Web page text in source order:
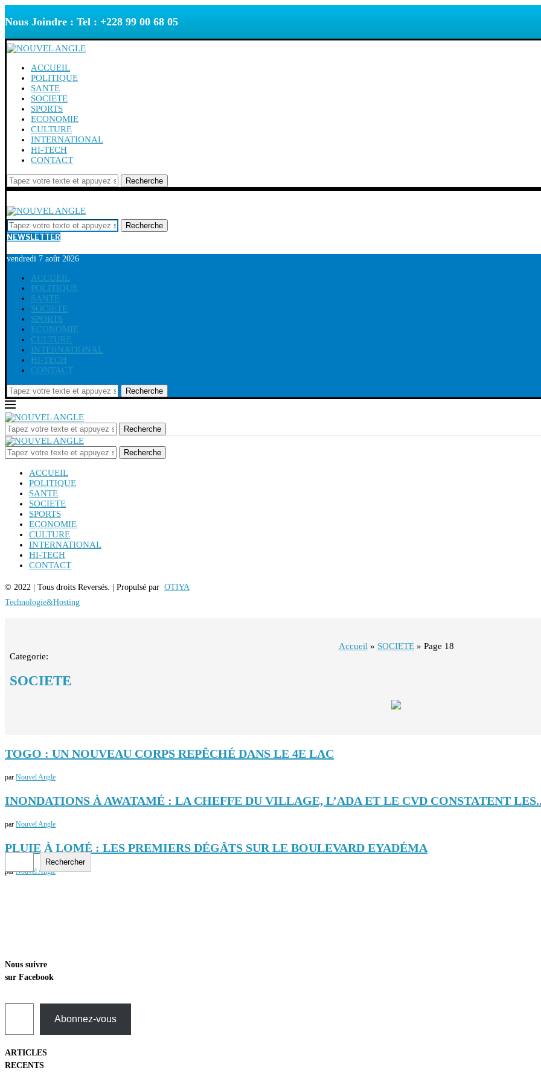
Nous Joindre : Tel : +228 99 00 68 05
ACCUEIL
POLITIQUE
SANTE
SOCIETE
SPORTS
ECONOMIE
CULTURE
INTERNATIONAL
HI-TECH
CONTACT
Recherche
Recherche
NEWSLETTER
vendredi 7 août 2026
ACCUEIL
POLITIQUE
SANTE
SOCIETE
SPORTS
ECONOMIE
CULTURE
INTERNATIONAL
HI-TECH
CONTACT
Recherche
Recherche
Recherche
ACCUEIL
POLITIQUE
SANTE
SOCIETE
SPORTS
ECONOMIE
CULTURE
INTERNATIONAL
HI-TECH
CONTACT
© 2022 | Tous droits Reversés. | Propulsé par OTIYA
Technologie&Hosting
Accueil » SOCIETE» Page 18
Categorie:
SOCIETE
TOGO : UN NOUVEAU CORPS REPÊCHÉ DANS LE 4E LAC
par Nouvel Angle
INONDATIONS À AWATAMÉ : LA CHEFFE DU VILLAGE, L’ADA ET LE CVD CONSTATENT
par Nouvel Angle
PLUIE À LOMÉ : LES PREMIERS DÉGÂTS SUR LE BOULEVARD EYADÉMA
parNouvel Angle
Rechercher
Rechercher
Nous suivre
sur Facebook
Saisissez votre adresse e-mail…
Abonnez-vous
ARTICLES
RECENTS